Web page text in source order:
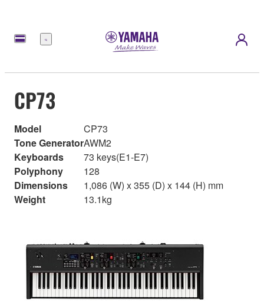
Menu
CP73
Model
CP73
Tone GeneratorAWM2
Keyboards
73 keys(E1-E7)
Polyphony
128
Dimensions
1,086 (W) x 355 (D) x 144 (H) mm
Weight
13.1kg